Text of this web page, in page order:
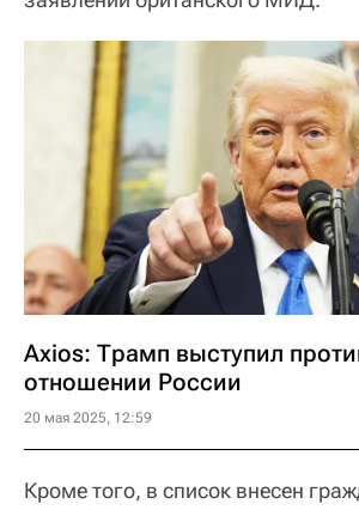
Axios: Трамп выступил
отношении России
20 мая 2025, 12:59
Кроме того, в список внесен